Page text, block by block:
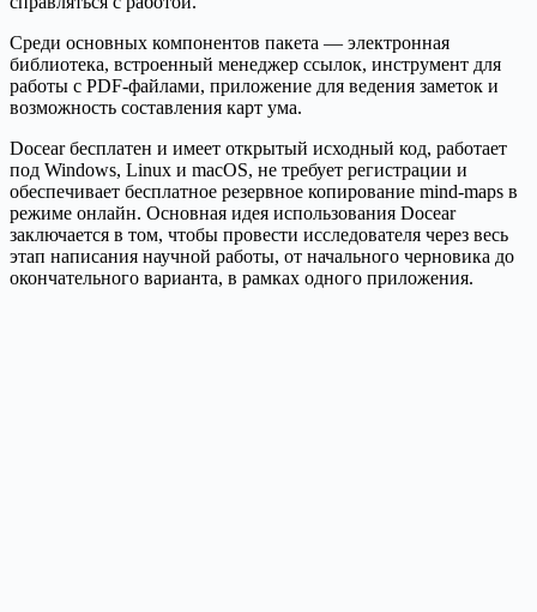
Среди основных компонентов пакета — электронная
библиотека, встроенный менеджер ссылок, инструмент для
работы с PDF-файлами, приложение для ведения заметок и
возможность составления карт ума.
Docear бесплатен и имеет открытый исходный код, работает
под Windows, Linux и macOS, не требует регистрации и
обеспечивает бесплатное резервное копирование mind-maps в
режиме онлайн. Основная идея использования Docear
заключается в том, чтобы провести исследователя через весь
этап написания научной работы, от начального черновика до
окончательного варианта, в рамках одного приложения.